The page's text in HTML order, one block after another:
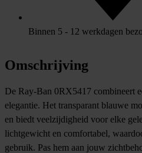
Binnen 5 - 12 werkdagen
Omschrijving
De Ray-Ban 0RX5417 combineert
elegantie. Het transparant blauwe
en biedt veelzijdigheid voor elke
lichtgewicht en comfortabel,
gebruik. Pas hem aan jouw